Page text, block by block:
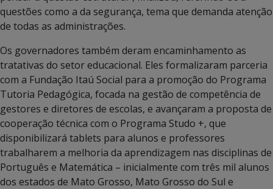
questões como a da segurança, tema que demanda atenção
de todas as administrações.
Os governadores também deram encaminhamento as
tratativas do setor educacional. Eles formalizaram parceria
com a Fundação Itaú Social para a promoção do Programa
Tutoria Pedagógica, focada na gestão de competência de
gestores e diretores de escolas, e avançaram a proposta de
cooperação técnica com o Programa Studo +, que
disponibilizará tablets para alunos e professores
trabalharem a melhoria da aprendizagem nas disciplinas de
Português e Matemática – inicialmente com três mil alunos
dos estados de Mato Grosso, Mato Grosso do Sul e